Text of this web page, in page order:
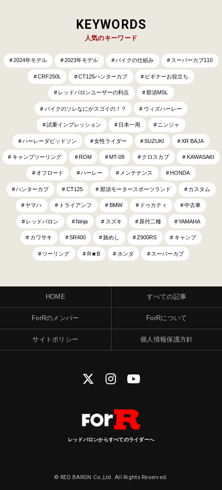
KEYWORDS
人気のキーワード
2024年モデル 2023年モデル バイクの仕組み スーパーカブ110
CRF250L CT125ハンターカブ ビギナーお役立ち
レッドバロンユーザーの利点 那須MSL
バイクのソレなにがスゴイの！？ ウィズハーレー
試乗インプレッション 日本一周 ニンジャ
ハーレーダビッドソン 女性ライダー SUZUKI XR BAJA
キャンプツーリング ROM MT-09 クロスカブ KAWASAKI
オフロード ハーレー メンテナンス HONDA
ハンターカブ CT125 那須モータースポーツランド カスタム
ヤマハ トライアンフ BMW ドゥカティ 中古車
レッドバロン Ninja スズキ 原付二種 YAMAHA
カワサキ SR400 旅めし Z900RS キャンプ
ツーリング R★B ホンダ スーパーカブ
HOME すべての記事
ForRのメンバー ForRについて
サイトポリシー 個人情報保護方針
レッドバロンからすべてのライダーへ
© RED BARON Co.,Ltd. All Rights Reserved.